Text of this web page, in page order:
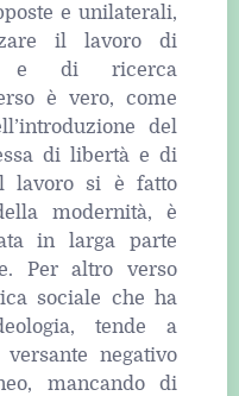
e unilaterali,
il lavoro di
e di ricerca
è vero, come
del
di libertà e di
lavoro si è fatto
modernità, è
in larga parte
Per altro verso
sociale che ha
tende a
negativo
mancando di